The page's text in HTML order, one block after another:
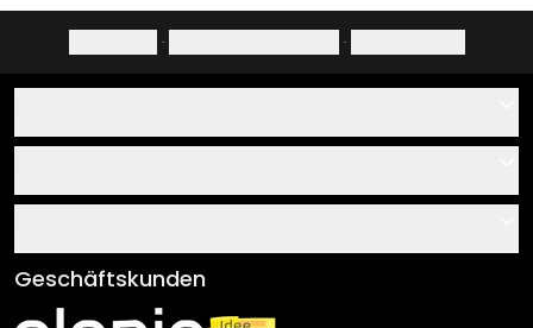
· ·
Über uns
Klebe- und Montageanleitungen
AGB
Impressum
Geschäftskunden